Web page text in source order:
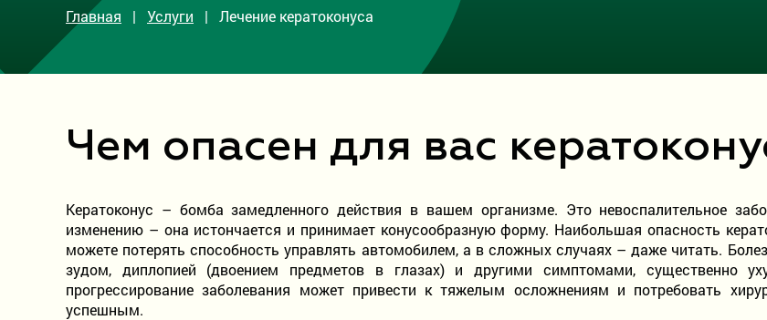
Главная | Услуги | Лечение кератоконуса
Чем опасен для вас
Кератоконус – бомба замедленного действия в вашем организме. Это невоспалительное
изменению – она истончается и принимает конусообразную форму. Наибольшая опасность
можете потерять способность управлять автомобилем, а в сложных случаях – даже читать.
зудом, диплопией (двоением предметов в глазах) и другими симптомами, существенно
прогрессирование заболевания может привести к тяжелым осложнениям и потребовать
успешным.